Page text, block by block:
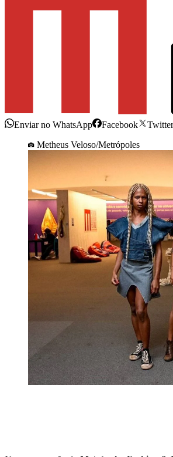
Enviar no WhatsApp Facebook
Twitter
Metheus Veloso/Metrópoles